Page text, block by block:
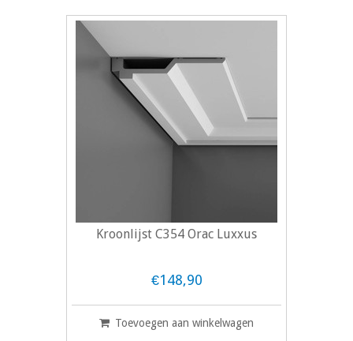
Kroonlijst C354 Orac Luxxus
€148,90
Toevoegen aan winkelwagen